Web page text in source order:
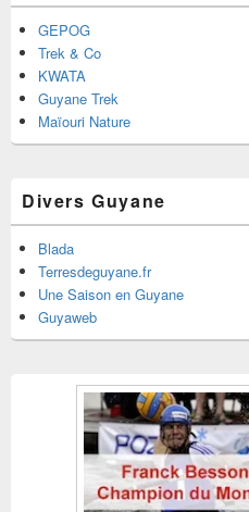
GEPOG
Trek & Co
KWATA
Guyane Trek
Maïouri Nature
Divers Guyane
Blada
Terresdeguyane.fr
Une Saison en Guyane
Guyaweb